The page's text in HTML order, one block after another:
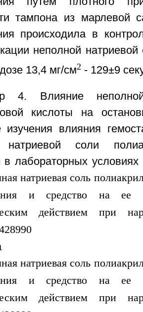
тампона из марлевой
происходила в
неполной натриевой
13,4 мг/см2 - 129±9
4. Влияние
кислоты на
изучения влияния
натриевой соли
в лабораторных